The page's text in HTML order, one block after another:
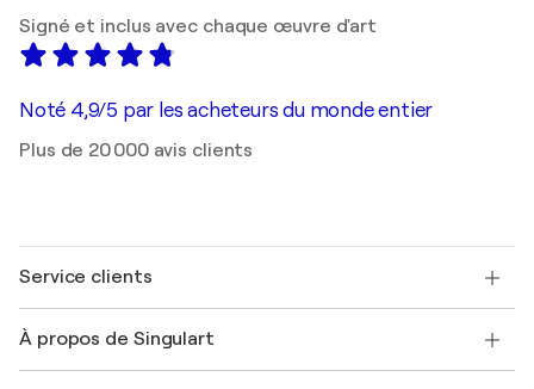
Signé et inclus avec chaque œuvre d'art
Noté 4,9/5 par les acheteurs du monde entier
Plus de 20 000 avis clients
Service clients
Expédition
À propos de Singulart